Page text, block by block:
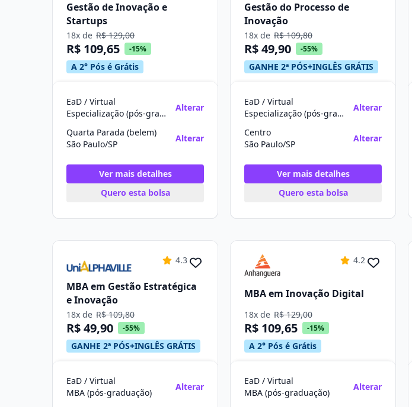
Gestão de Inovação e
Startups
18x de R$ 129,00
R$ 109,65 -15%
A 2° Pós é Grátis
EaD / Virtual
Especialização (pós-graduação)
Alterar
Quarta Parada (belem)
São Paulo/SP
Alterar
Ver mais detalhes
Quero esta bolsa
Gestão do Processo de
Inovação
18x de R$ 109,80
R$ 49,90 -55%
GANHE 2ª PÓS+INGLÊS GRÁTIS
EaD / Virtual
Especialização (pós-graduação)
Alterar
Centro
São Paulo/SP
Alterar
Ver mais detalhes
Quero esta bolsa
4.3
MBA em Gestão Estratégica
e Inovação
18x de R$ 109,80
R$ 49,90 -55%
GANHE 2ª PÓS+INGLÊS GRÁTIS
EaD / Virtual
MBA (pós-graduação)
Alterar
4.2
MBA em Inovação Digital
18x de R$ 129,00
R$ 109,65 -15%
A 2° Pós é Grátis
EaD / Virtual
MBA (pós-graduação)
Alterar